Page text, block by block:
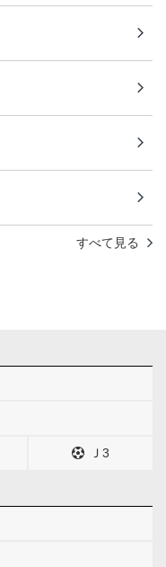
すべて見る
Ｊ3